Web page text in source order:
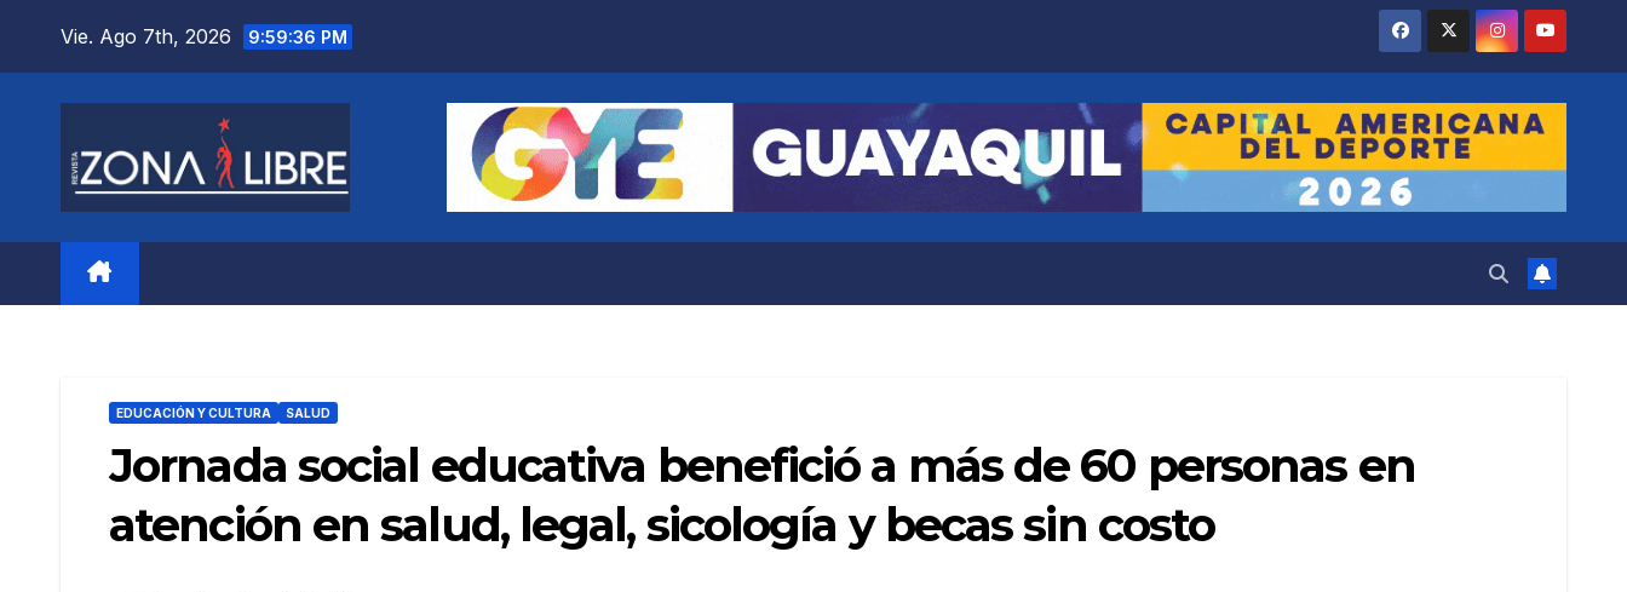
Vie. Ago 7th, 2026 9:59:38 PM
EDUCACIÓN Y CULTURA SALUD
Jornada social educativa benefició a más de 60 personas en
atención en salud, legal, sicología y becas sin costo